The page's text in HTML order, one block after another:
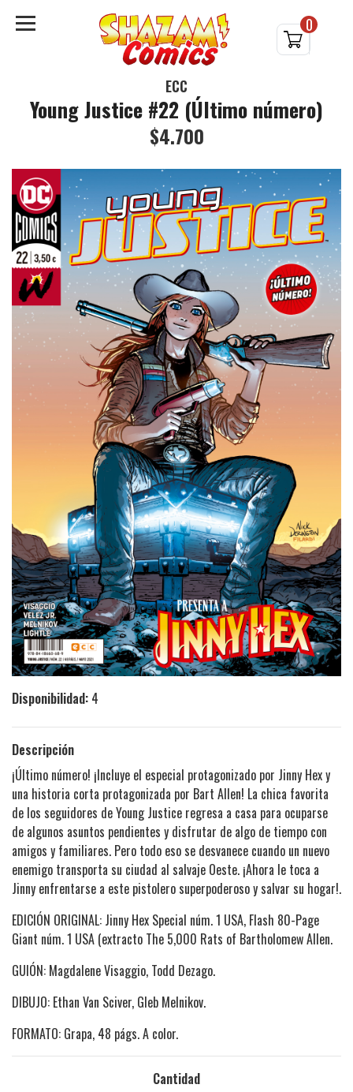
0
ECC
Young Justice #22 (Último número)
$4.700
Disponibilidad: 4
Descripción
¡Último número! ¡Incluye el especial protagonizado por Jinny Hex y
una historia corta protagonizada por Bart Allen! La chica favorita
de los seguidores de Young Justice regresa a casa para ocuparse
de algunos asuntos pendientes y disfrutar de algo de tiempo con
amigos y familiares. Pero todo eso se desvanece cuando un nuevo
enemigo transporta su ciudad al salvaje Oeste. ¡Ahora le toca a
Jinny enfrentarse a este pistolero superpoderoso y salvar su hogar!.
EDICIÓN ORIGINAL: Jinny Hex Special núm. 1 USA, Flash 80-Page
Giant núm. 1 USA (extracto The 5,000 Rats of Bartholomew Allen.
GUIÓN: Magdalene Visaggio, Todd Dezago.
DIBUJO: Ethan Van Sciver, Gleb Melnikov.
FORMATO: Grapa, 48 págs. A color.
Cantidad